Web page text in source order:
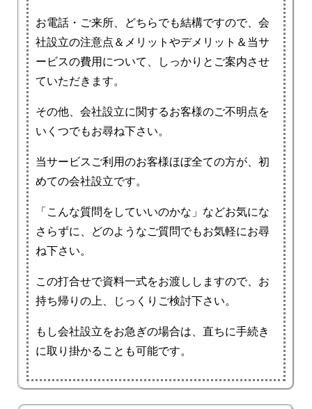
お電話・ご来所、どちらでも結構ですので、会
社設立の注意点＆メリットやデメリット＆当サ
ービスの費用について、しっかりとご案内させ
ていただきます。
その他、会社設立に関するお客様のご不明点を
いくつでもお尋ね下さい。
当サービスご利用のお客様ほぼ全ての方が、初
めての会社設立です。
「こんな質問をしていいのかな」などお気にな
さらずに、どのようなご質問でもお気軽にお尋
ね下さい。
この打合せで資料一式をお渡ししますので、お
持ち帰りの上、じっくりご検討下さい。
もし会社設立をお急ぎの場合は、直ちに手続き
に取り掛かることも可能です。